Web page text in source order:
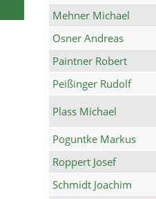
Mehner Michael
Osner Andreas
Paintner Robert
Peißinger Rudolf
Plass Michael
Poguntke Markus
Roppert Josef
Schmidt Joachim